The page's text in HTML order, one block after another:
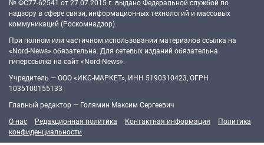
№ ФС77-62541 от 27.07.2015 г. выдано Федеральной службой по
надзору в сфере связи, информационных технологий и массовых
коммуникаций (Роскомнадзор).
При полном или частичном использовании материалов ссылка на
«Nord-News» обязательна. Для сетевых изданий обязательна
гиперссылка на сайт «Nord-News».
Учредитель — ООО «ИКС-МАРКЕТ», ИНН 5190310423, ОГРН
1035100155133
Главный редактор — Голямин Максим Сергеевич
О нас
Редакционная политика Контактная информация
Политика
конфиденциальности